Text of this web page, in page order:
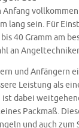
lang sein. Für
40 Gramm am
an
und Anfängern
Leistung als
dabei
Packmaß.
und auch